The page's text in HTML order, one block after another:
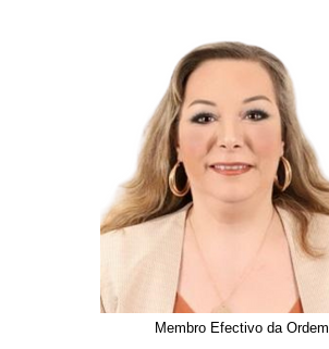
Membro Efectivo da Ordem